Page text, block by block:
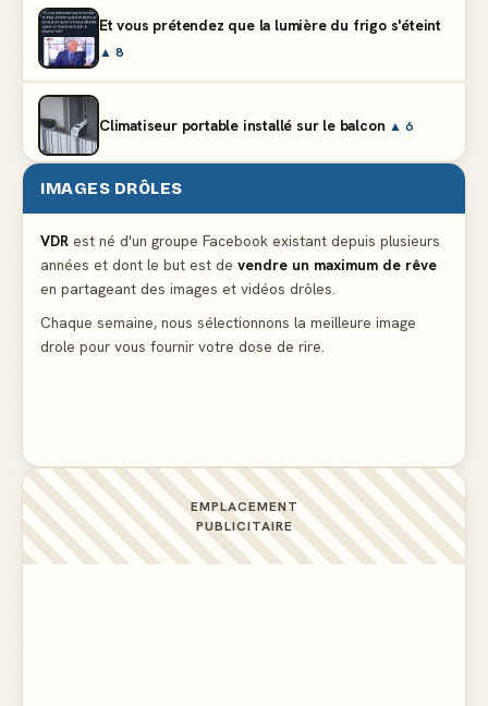
Et vous prétendez que la lumière du frigo s'éteint
▲ 8
Climatiseur portable installé sur le balcon ▲ 6
Partager l'addition alors que vous n'avez pris
Le mendiant revient avec un livre de cuisine
IMAGES DRÔLES
VDR est né d'un groupe Facebook existant depuis plusieurs
années et dont le but est de vendre un maximum de rêve
en partageant des images et vidéos drôles.
Chaque semaine, nous sélectionnons la meilleure image
drole pour vous fournir votre dose de rire.
EMPLACEMENT
PUBLICITAIRE